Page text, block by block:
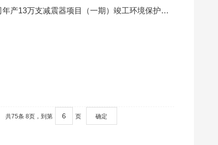
产13万支减震器项目（一期）竣工环境保护验
共75条 8页，到第 页 确定